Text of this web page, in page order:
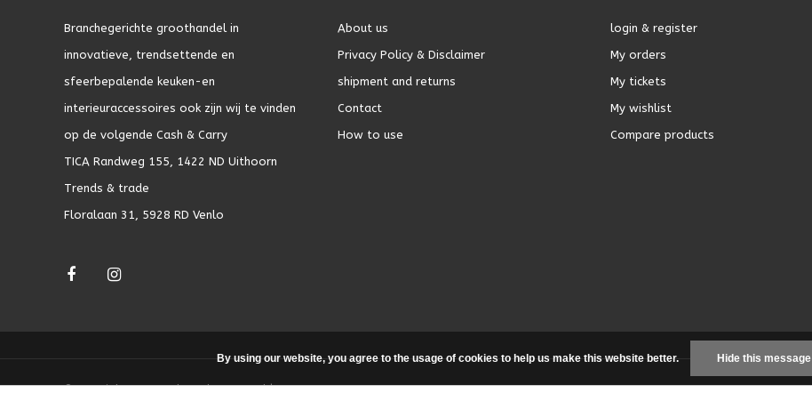
Branchegerichte groothandel in
innovatieve, trendsettende en
sfeerbepalende keuken-en
interieuraccessoires ook zijn wij te vinden
op de volgende Cash & Carry
TICA Randweg 155, 1422 ND Uithoorn
Trends & trade
Floralaan 31, 5928 RD Venlo
About us
Privacy Policy & Disclaimer
shipment and returns
Contact
How to use
login & register
My orders
My tickets
My wishlist
Compare products
© Copyright 2026 - Theme byDMWS.nl|
By using our website, you agree to the usage of cookies to help us make this website better. Hide this message